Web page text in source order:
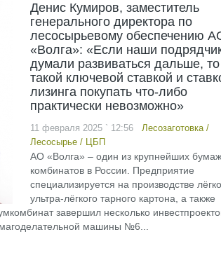
Денис Кумиров, заместитель
генерального директора по
лесосырьевому обеспечению
«Волга»: «Если наши
думали развиваться дальше, то
такой ключевой ставкой и
лизинга покупать что-либо
практически невозможно»
11 февраля 2025 ` 12:56 Лесозаготовка/
Лесосырье/ ЦБП
АО «Волга» – один из крупнейших
комбинатов в России. Предприятие
специализируется на производстве
ультра-лёгкого тарного картона, а также
завершил несколько
машины №6...